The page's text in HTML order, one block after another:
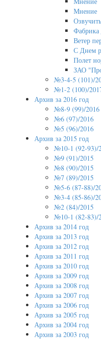
Мнение
Фабрика
Ветер
С Днем
Полет
ЗАО
№3-4-5 (101)/
№1-2 (100)/
Архив за 2016 год
№8-9 (99)/2016
№6 (97)/2016
№5 (96)/2016
Архив за 2015 год
№10-1 (92-93)/
№9 (91)/2015
№8 (90)/2015
№7 (89)/2015
№5-6 (87-88)/
№3-4 (85-86)/
№2 (84)/2015
№10-1 (82-83)/
Архив за 2014 год
Архив за 2013 год
Архив за 2012 год
Архив за 2011 год
Архив за 2010 год
Архив за 2009 год
Архив за 2008 год
Архив за 2007 год
Архив за 2006 год
Архив за 2005 год
Архив за 2004 год
Архив за 2003 год